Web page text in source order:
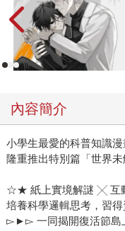
內容簡介
小學生最愛的科普知識漫
隆重推出特別篇「世界未
☆★ 紙上實境解謎 ╳ 互
培養科學邏輯思考，習得
▻►▻ 一同揭開復活節